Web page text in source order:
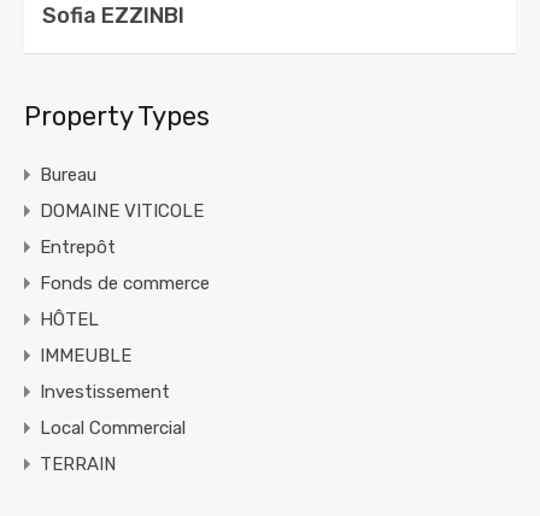
Sofia EZZINBI
Property Types
Bureau
DOMAINE VITICOLE
Entrepôt
Fonds de commerce
HÔTEL
IMMEUBLE
Investissement
Local Commercial
TERRAIN